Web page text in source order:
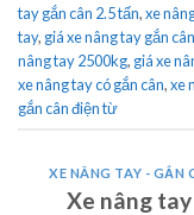
tay gắn cân 2.5 tấn,xe
tay, giá xe nâng tay gắn cân
nâng tay 2500kg, giá xe
xe nâng tay có gắn cân,xe
gắn cân điện từ
XE NÂNG TAY - GẮN
Xe nâng